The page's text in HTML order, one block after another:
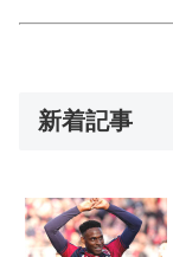
新着記事